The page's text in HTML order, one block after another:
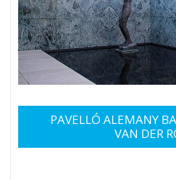
PAVELLÓ ALEMANY
VAN DER